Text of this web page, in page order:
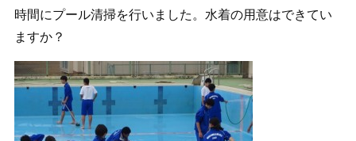
時間にプール清掃を行いました。水着の用意はできてい
ますか？